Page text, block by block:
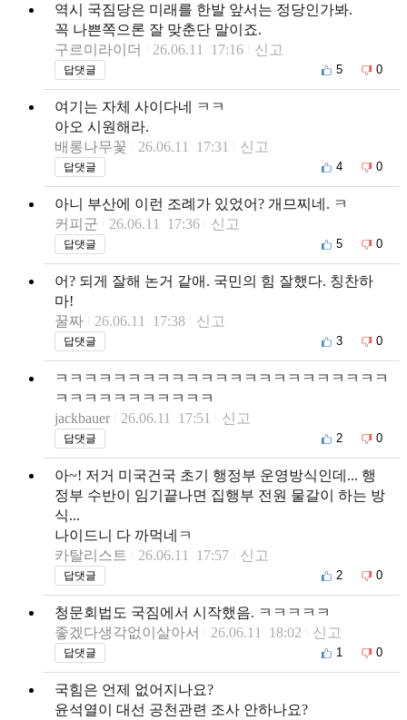
역시 국짐당은 미래를 한발 앞서는 정당인가봐.
꼭 나쁜쪽으론 잘 맞춘단 말이죠.
구르미라이더
26.06.11 17:16 신고
답댓글 5 0
여기는 자체 사이다네 ㅋㅋ
아오 시원해라.
배롱나무꽃
26.06.11 17:31 신고
답댓글 4 0
아니 부산에 이런 조례가 있었어? 개므찌네. ㅋ
커피군
26.06.11 17:36 신고
답댓글 5 0
어? 되게 잘해 논거 같애. 국민의 힘 잘했다. 칭찬하
마!
꿀짜
26.06.11 17:38 신고
답댓글 3 0
ㅋㅋㅋㅋㅋㅋㅋㅋㅋㅋㅋㅋㅋㅋㅋㅋㅋㅋㅋㅋㅋㅋㅋ
ㅋㅋㅋㅋㅋㅋㅋㅋㅋㅋㅋ
jackbauer
26.06.11 17:51 신고
답댓글 2 0
아~! 저거 미국건국 초기 행정부 운영방식인데... 행
정부 수반이 임기끝나면 집행부 전원 물갈이 하는 방
식...
나이드니 다 까먹네ㅋ
카탈리스트
26.06.11 17:57 신고
답댓글 2 0
청문회법도 국짐에서 시작했음. ㅋㅋㅋㅋㅋ
좋겠다생각없이살아서
26.06.11 18:02 신고
답댓글 1 0
국힘은 언제 없어지나요?
윤석열이 대선 공천관련 조사 안하나요?